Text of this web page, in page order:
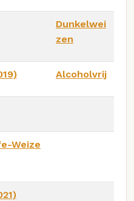
Dunkelwei
zen
Alcoholvrij
Weize